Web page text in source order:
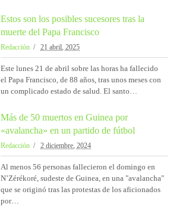
Estos son los posibles sucesores tras la
muerte del Papa Francisco
Redacción 21 abril, 2025
Este lunes 21 de abril sobre las horas ha fallecido
el Papa Francisco, de 88 años, tras unos meses con
un complicado estado de salud. El santo…
Más de 50 muertos en Guinea por
«avalancha» en un partido de fútbol
Redacción 2 diciembre, 2024
Al menos 56 personas fallecieron el domingo en
N’Zérékoré, sudeste de Guinea, en una "avalancha"
que se originó tras las protestas de los aficionados
por…